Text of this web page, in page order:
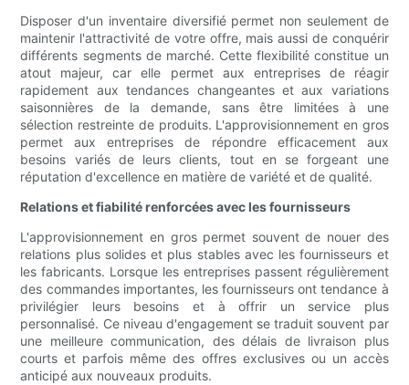
Disposer d'un inventaire diversifié permet non seulement de
maintenir l'attractivité de votre offre, mais aussi de conquérir
différents segments de marché. Cette flexibilité constitue un
atout majeur, car elle permet aux entreprises de réagir
rapidement aux tendances changeantes et aux variations
saisonnières de la demande, sans être limitées à une
sélection restreinte de produits. L'approvisionnement en gros
permet aux entreprises de répondre efficacement aux
besoins variés de leurs clients, tout en se forgeant une
réputation d'excellence en matière de variété et de qualité.
Relations et fiabilité renforcées avec les fournisseurs
L'approvisionnement en gros permet souvent de nouer des
relations plus solides et plus stables avec les fournisseurs et
les fabricants. Lorsque les entreprises passent régulièrement
des commandes importantes, les fournisseurs ont tendance à
privilégier leurs besoins et à offrir un service plus
personnalisé. Ce niveau d'engagement se traduit souvent par
une meilleure communication, des délais de livraison plus
courts et parfois même des offres exclusives ou un accès
anticipé aux nouveaux produits.